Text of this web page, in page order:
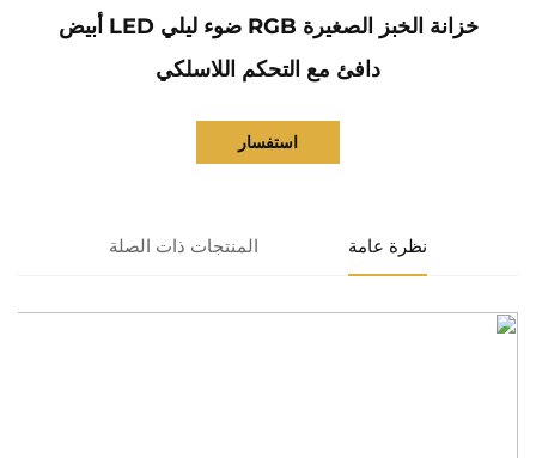
خزانة الخبز الصغيرة RGB ضوء ليلي LED أبيض
دافئ مع التحكم اللاسلكي
استفسار
نظرة عامة المنتجات ذات الصلة